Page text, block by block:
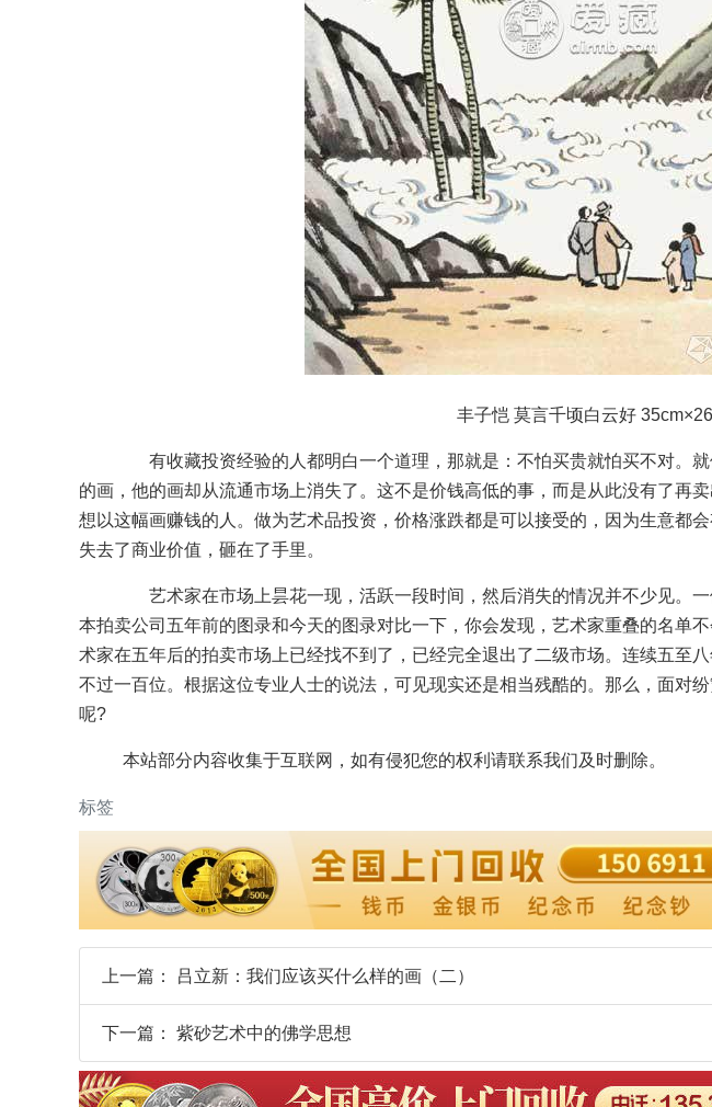
丰子恺 莫言千顷白云好
有收藏投资经验的人都明白一个道理，那就是：不怕买贵就怕买不对。就
的画，他的画却从流通市场上消失了。这不是价钱高低的事，而是从此没有了再
想以这幅画赚钱的人。做为艺术品投资，价格涨跌都是可以接受的，因为生意都
失去了商业价值，砸在了手里。
艺术家在市场上昙花一现，活跃一段时间，然后消失的情况并不少见。一
本拍卖公司五年前的图录和今天的图录对比一下，你会发现，艺术家重叠的名单
术家在五年后的拍卖市场上已经找不到了，已经完全退出了二级市场。连续五至
不过一百位。根据这位专业人士的说法，可见现实还是相当残酷的。那么，面对
呢?
本站部分内容收集于互联网，如有侵犯您的权利请联系我们及时删除。
标签
上一篇： 吕立新：我们应该买什么样的画（二）
下一篇： 紫砂艺术中的佛学思想